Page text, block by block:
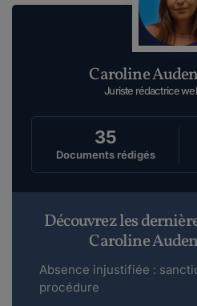
Caroline
Juriste rédactrice
35
Documents rédigés
Découvrez les
Caroline
Absence injustifiée :
procédure